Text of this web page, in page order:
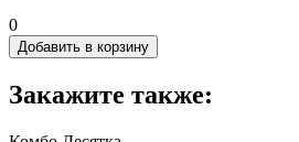
0
Добавить в корзину
Закажите также: